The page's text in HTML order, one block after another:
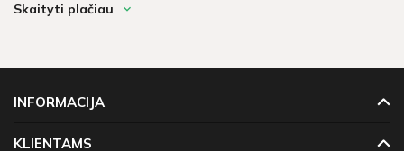
d.d.ženklu.
Skaityti plačiau
INFORMACIJA
KLIENTAMS